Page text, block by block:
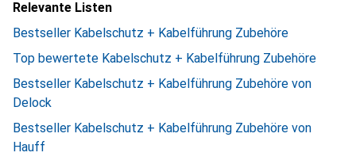
Relevante Listen
Bestseller Kabelschutz + Kabelführung Zubehöre
Top bewertete Kabelschutz + Kabelführung Zubehöre
Bestseller Kabelschutz + Kabelführung Zubehöre von
Delock
Bestseller Kabelschutz + Kabelführung Zubehöre von
Hauff